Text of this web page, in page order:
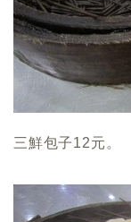
三鮮包子12元。